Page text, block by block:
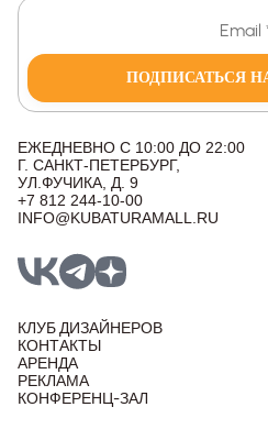
ПОДПИСАТЬСЯ
ЕЖЕДНЕВНО С 10:00 ДО 22:00
Г. САНКТ-ПЕТЕРБУРГ,
УЛ.ФУЧИКА, Д. 9
+7 812 244-10-00
INFO@KUBATURAMALL.RU
КЛУБ ДИЗАЙНЕРОВ
КОНТАКТЫ
АРЕНДА
РЕКЛАМА
КОНФЕРЕНЦ-ЗАЛ